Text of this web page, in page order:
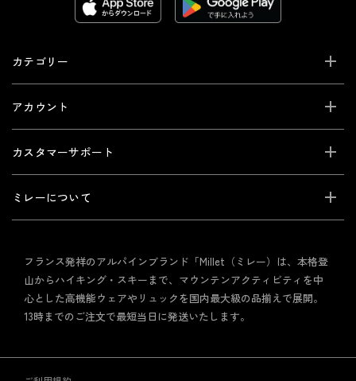
カテゴリー
アカウント
カスタマーサポート
ミレーについて
フランス発祥のアルパインブランド「Millet（ミレー）は、本格登
山からハイキング・スキーまで、マウンテンアクティビティを中
心とした高機能ウェアやリュックを国内最大級の品揃えで展開。
13時までのご注文で最短当日に発送いたします。